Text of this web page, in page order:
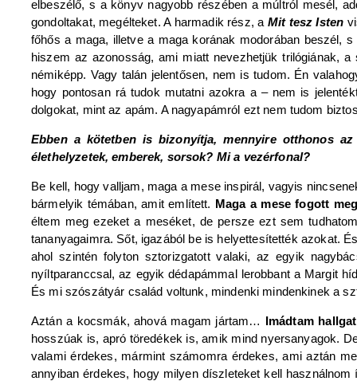
elbeszélő, s a könyv nagyobb részében a múltról mesél,
gondoltakat, megélteket. A harmadik rész, a Mit tesz Isten
főhős a maga, illetve a maga korának modorában beszél,
hiszem az azonosság, ami miatt nevezhetjük trilógiának,
némiképp. Vagy talán jelentősen, nem is tudom. Én
hogy pontosan rá tudok mutatni azokra a – nem is
dolgokat, mint az apám. A nagyapámról ezt nem tudom
Ebben a kötetben is bizonyítja, mennyire otthonos
élethelyzetek, emberek, sorsok? Mi a vezérfonal?
Be kell, hogy valljam, maga a mese inspirál, vagyis
bármelyik témában, amit említett. Maga a mese fogott
éltem meg ezeket a meséket, de persze ezt sem
tananyagaimra. Sőt, igazából be is helyettesítették azokat.
ahol szintén folyton sztorizgatott valaki, az egyik
nyíltparanccsal, az egyik dédapámmal lerobbant a Margit
És mi szószátyár család voltunk, mindenki mindenkinek a
Aztán a kocsmák, ahová magam jártam… Imádtam
hosszúak is, apró töredékek is, amik mind nyersanyagok.
valami érdekes, mármint számomra érdekes, ami aztán
annyiban érdekes, hogy milyen díszleteket kell